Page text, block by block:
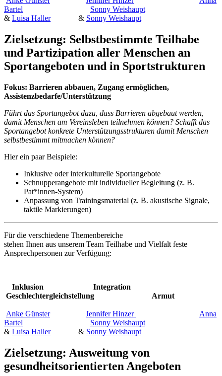
Bartel
Sonny Weishaupt
& Luisa Haller& Sonny Weishaupt
Zielsetzung: Selbstbestimmte Teilhabe
und Partizipation aller Menschen an
Sportangeboten und in Sportstrukturen
Fokus: Barrieren abbauen, Zugang ermöglichen,
Assistenzbedarfe/Unterstützung
Führt das Sportangebot dazu, dass Barrieren abgebaut werden,
damit Menschen am Vereinsleben teilnehmen können? Schafft das
Sportangebot konkrete Unterstützungsstrukturen damit Menschen
selbstbestimmt mitmachen können?
Hier ein paar Beispiele:
Inklusive oder interkulturelle Sportangebote
Schnupperangebote mit individueller Begleitung (z. B.
Pat*innen-System)
Anpassung von Trainingsmaterial (z. B. akustische Signale,
taktile Markierungen)
Für die verschiedene Themenbereiche
stehen Ihnen aus unserem Team Teilhabe und Vielfalt feste
Ansprechpersonen zur Verfügung:
Inklusion Integration
Geschlechtergleichstellung Armut
Anke Günster Jennifer Hinzer
Anna
Bartel
Sonny Weishaupt
& Luisa Haller& Sonny Weishaupt
Zielsetzung: Ausweitung von
gesundheitsorientierten Angeboten